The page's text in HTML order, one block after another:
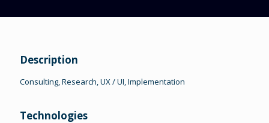
Description
Consulting, Research, UX / UI, Implementation
Technologies